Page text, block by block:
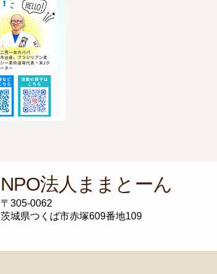
NPO法人ままとーん
〒305-0062
茨城県つくば市赤塚609番地109